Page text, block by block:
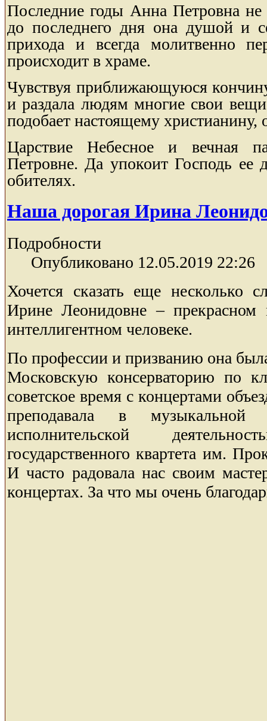
Последние годы Анна Петровна
до последнего дня она душой и
прихода и всегда молитвенно
происходит в храме.
Чувствуя приближающуюся
и раздала людям многие свои
подобает настоящему христианину,
Царствие Небесное и вечная
Петровне. Да упокоит Господь
обителях.
Наша дорогая Ирина
Подробности
Опубликовано 12.05.2019 22:26
Хочется сказать еще несколько
Ирине Леонидовне – прекрасном
интеллигентном человеке.
По профессии и призванию она
Московскую консерваторию по
советское время с концертами
преподавала в музыкальной
исполнительской
государственного квартета им.
И часто радовала нас своим
концертах. За что мы очень